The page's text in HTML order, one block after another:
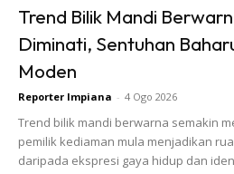
Trend Bilik Mandi
Diminati, Sentuhan
Moden
Reporter Impiana - 4 Ogo 2026
Trend bilik mandi berwarna semakin
pemilik kediaman mula menjadikan
daripada ekspresi gaya hidup dan